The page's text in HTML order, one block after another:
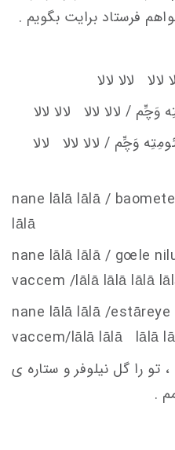
فرستاد برایت بگویم .
لالا لالا
وَچِّم / لالا لالا لالا لالا
وَچِّم / لالا لالا لالا
nane lālā lālā /
lālā
nane lālā lālā / goele
vaccem /lālā lālā lālā
nane lālā lālā /
vaccem/lālā lālā lālā
، تو را گل نیلوفر و ستاره ی
.